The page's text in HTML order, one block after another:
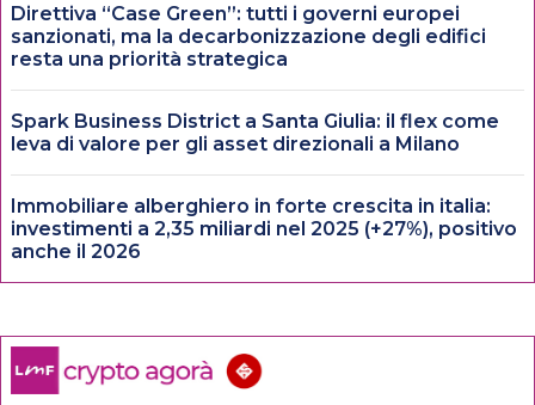
Direttiva “Case Green”: tutti i governi europei
sanzionati, ma la decarbonizzazione degli edifici
resta una priorità strategica
Spark Business District a Santa Giulia: il flex come
leva di valore per gli asset direzionali a Milano
Immobiliare alberghiero in forte crescita in italia:
investimenti a 2,35 miliardi nel 2025 (+27%), positivo
anche il 2026